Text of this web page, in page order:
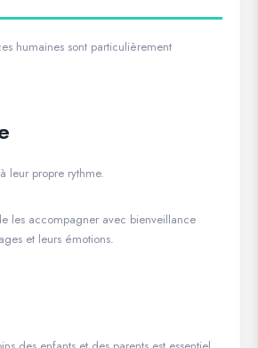
humaines sont particulièrement
leur propre rythme.
les accompagner avec bienveillance
et leurs émotions.